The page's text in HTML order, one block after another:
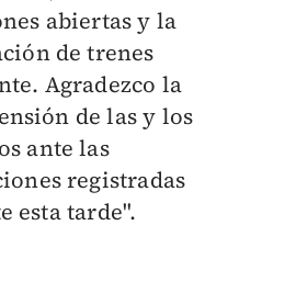
abiertas y la
de trenes
Agradezco la
de las y los
ante las
registradas
esta tarde".